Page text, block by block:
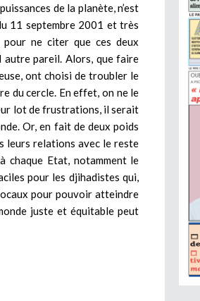
de la planète, n’est
11 septembre 2001 et très
ne citer que ces deux
autre pareil. Alors, que faire
ont choisi de troubler le
du cercle. En effet, on ne le
lot de frustrations, il serait
Or, en fait de deux poids
leurs relations avec le reste
chaque Etat, notamment le
pour les djihadistes qui,
pour pouvoir atteindre
juste et équitable peut